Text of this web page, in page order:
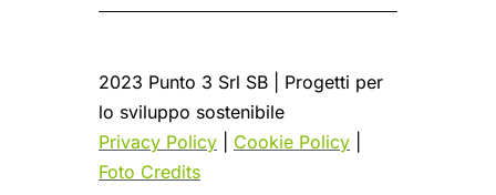
2023 Punto 3 Srl SB | Progetti per
lo sviluppo sostenibile
Privacy Policy
Cookie Policy
Foto Credits